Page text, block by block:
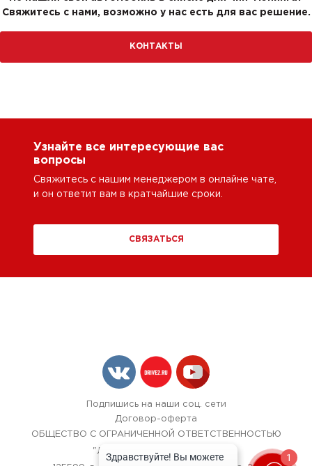
Свяжитесь с нами, возможно у нас есть для вас решение.
КОНТАКТЫ
Узнайте все интересующие вас
вопросы
Свяжитесь с нашим менеджером в онлайне чате,
и он ответит вам в кратчайшие сроки.
СВЯЗАТЬСЯ
Подпишись на наши соц. сети
Договор-оферта
ОБЩЕСТВО С ОГРАНИЧЕННОЙ ОТВЕТСТВЕННОСТЬЮ
"ЛОК БОКС АВТОСЕРВИС",
1